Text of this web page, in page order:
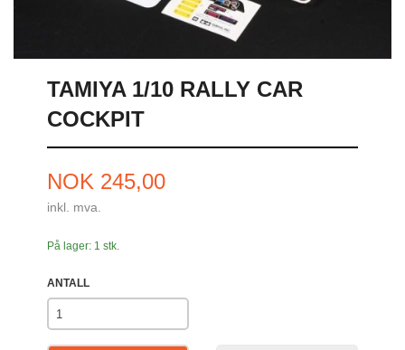
TAMIYA 1/10 RALLY CAR
COCKPIT
Pris
NOK 245,00
inkl. mva.
På lager: 1 stk.
ANTALL